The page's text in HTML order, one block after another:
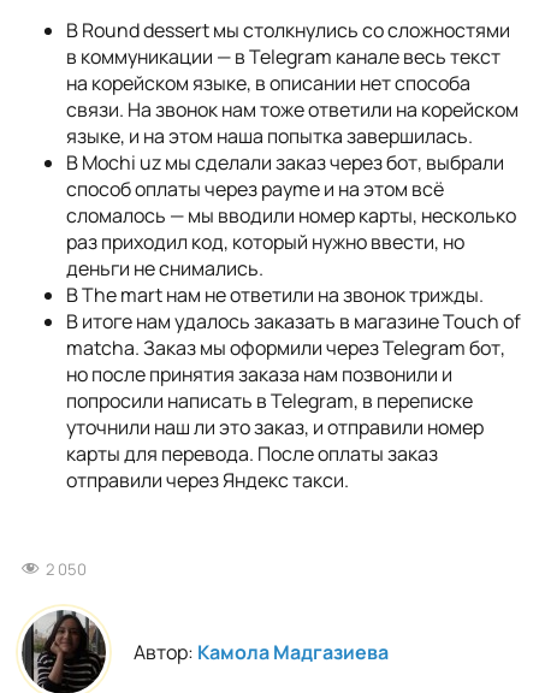
В Round dessert мы столкнулись со сложностями
в коммуникации — в Telegram канале весь текст
на корейском языке, в описании нет способа
связи. На звонок нам тоже ответили на корейском
языке, и на этом наша попытка завершилась.
В Mochi uz мы сделали заказ через бот, выбрали
способ оплаты через payme и на этом всё
сломалось — мы вводили номер карты, несколько
раз приходил код, который нужно ввести, но
деньги не снимались.
В The mart нам не ответили на звонок трижды.
В итоге нам удалось заказать в магазине Touch of
matcha. Заказ мы оформили через Telegram бот,
но после принятия заказа нам позвонили и
попросили написать в Telegram, в переписке
уточнили наш ли это заказ, и отправили номер
карты для перевода. После оплаты заказ
отправили через Яндекс такси.
2 050
Автор: Камола Мадгазиева